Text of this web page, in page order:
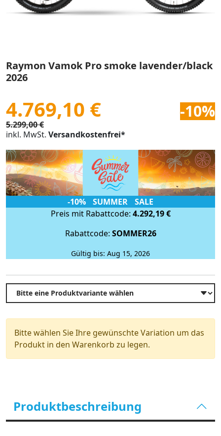
Raymon Vamok Pro smoke lavender/black
2026
4.769,10 € -10%
5.299,00 €
inkl. MwSt. Versandkostenfrei*
-10% SUMMER SALE
Preis mit Rabattcode: 4.292,19 €
Rabattcode: SOMMER26
Gültig bis: Aug 15, 2026
Bitte wählen Sie Ihre gewünschte Variation um das
Produkt in den Warenkorb zu legen.
Produktbeschreibung